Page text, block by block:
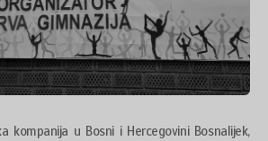
kompanija u Bosni i Hercegovini Bosnalijek,